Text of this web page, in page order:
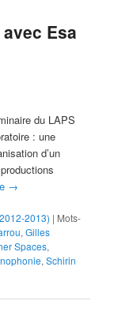
Esa
du LAPS
: une
d’un
→
2013) | Mots-
, Gilles
Spaces,
, Schirin